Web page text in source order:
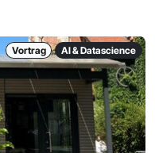
Vortrag AI & Datascience